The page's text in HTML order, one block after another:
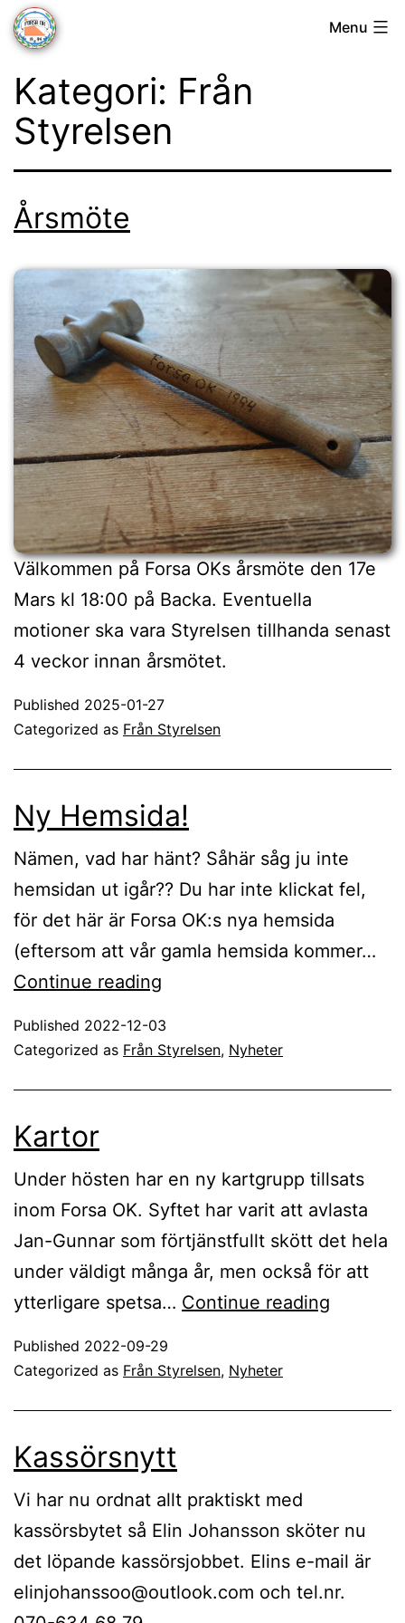
Skip
to
content
OK
Menu
Kategori: Från
Styrelsen
Årsmöte
Välkommen på Forsa OKs årsmöte den 17e
Mars kl 18:00 på Backa. Eventuella
motioner ska vara Styrelsen tillhanda senast
4 veckor innan årsmötet.
Published 2025-01-27
Categorized as Från Styrelsen
Ny Hemsida!
Nämen, vad har hänt? Såhär såg ju inte
hemsidan ut igår?? Du har inte klickat fel,
för det här är Forsa OK:s nya hemsida
(eftersom att vår gamla hemsida kommer…
Continue reading
Published 2022-12-03
Categorized as Från Styrelsen, Nyheter
Kartor
Under hösten har en ny kartgrupp tillsats
inom Forsa OK. Syftet har varit att avlasta
Jan-Gunnar som förtjänstfullt skött det hela
under väldigt många år, men också för att
ytterligare spetsa… Continue reading
Published 2022-09-29
Categorized as Från Styrelsen, Nyheter
Kassörsnytt
Vi har nu ordnat allt praktiskt med
kassörsbytet så Elin Johansson sköter nu
det löpande kassörsjobbet. Elins e-mail är
elinjohanssoo@outlook.com och tel.nr.